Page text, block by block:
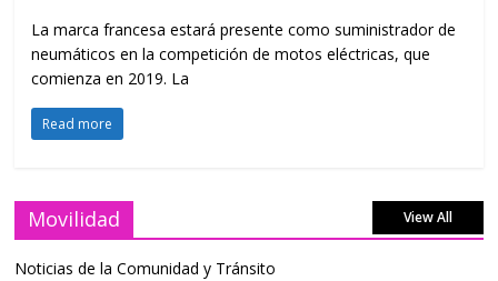
La marca francesa estará presente como suministrador de
neumáticos en la competición de motos eléctricas, que
comienza en 2019. La
Read more
Movilidad View All
Noticias de la Comunidad y Tránsito